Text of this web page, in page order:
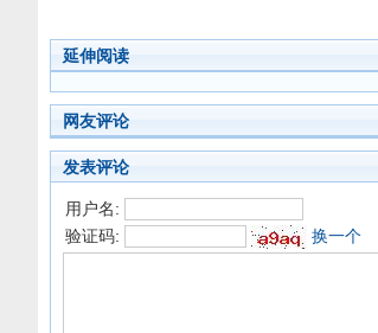
延伸阅读
网友评论
发表评论
用户名:
验证码:
换一个